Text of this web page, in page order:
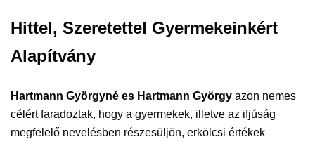
Hittel, Szeretettel Gyermekeinkért
Alapítvány
Hartmann Györgyné es Hartmann György azon nemes
célért faradoztak, hogy a gyermekek, illetve az ifjúság
megfelelő nevelésben részesüljön, erkölcsi értékek